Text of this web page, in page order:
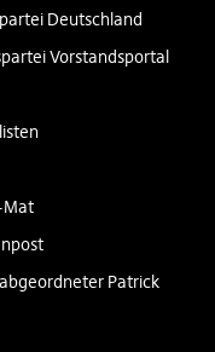
Deutschland
Vorstandsportal
Mat
Patrick